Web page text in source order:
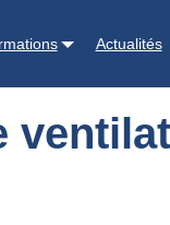
Actualités